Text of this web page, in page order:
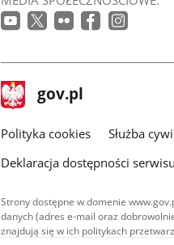
stopka
gov.pl Strona
gov.pl
gov.pl
Polityka cookies Służba
Deklaracja dostępności
Strony dostępne w domenie
danych (adres e-mail oraz
znajdują się w ich politykach